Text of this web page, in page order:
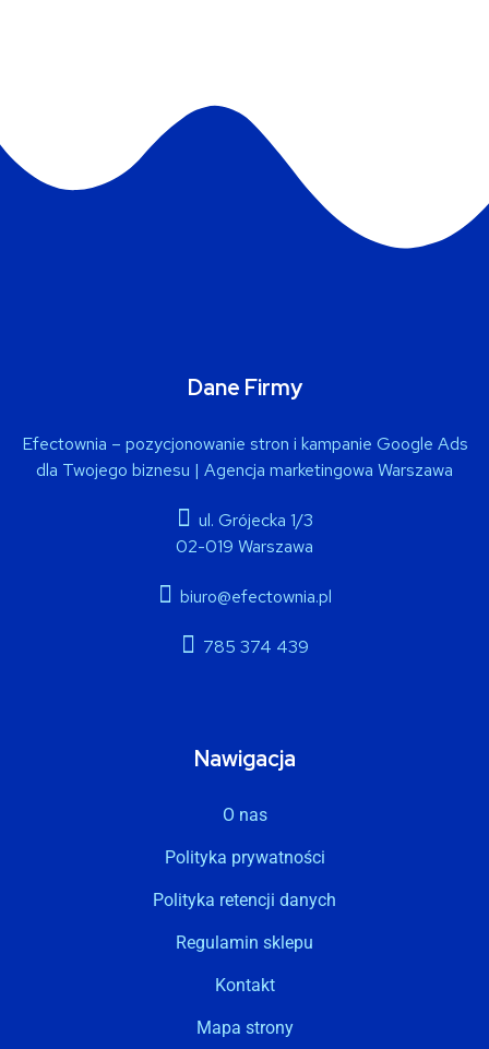
Dane Firmy
Efectownia – pozycjonowanie stron i kampanie Google Ads
dla Twojego biznesu | Agencja marketingowa Warszawa
ul. Grójecka 1/3
02-019 Warszawa
biuro@efectownia.pl
785 374 439
Nawigacja
O nas
Polityka prywatności
Polityka retencji danych
Regulamin sklepu
Kontakt
Mapa strony